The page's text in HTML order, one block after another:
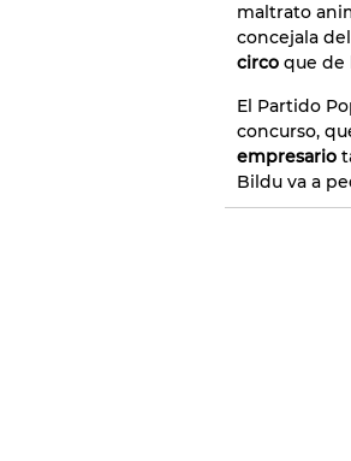
maltrato
concejala
circo que de
El Partido
concurso,
empresario
Bildu va a